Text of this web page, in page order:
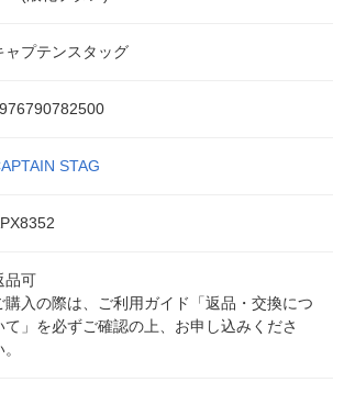
ャプテンスタッグ
STAG
品可
購入の際は、ご利用ガイド「返品・交換につ
て」を必ずご確認の上、お申し込みくださ